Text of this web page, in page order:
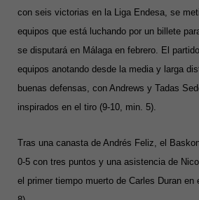
con seis victorias en la Liga Endesa, se
equipos que está luchando por un billete
se disputará en Málaga en febrero. El
equipos anotando desde la media y larga
buenas defensas, con Andrews y Tadas
inspirados en el tiro (9-10, min. 5).
Tras una canasta de Andrés Feliz, el
0-5 con tres puntos y una asistencia de
el primer tiempo muerto de Carles Duran en